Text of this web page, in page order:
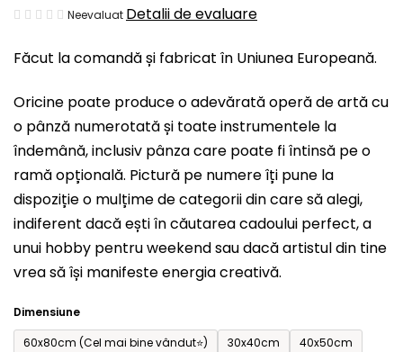
Făcut la comandă și fabricat în Uniunea Europeană.
Oricine poate produce o adevărată operă de artă cu
o pânză numerotată și toate instrumentele la
îndemână, inclusiv pânza care poate fi întinsă pe o
ramă opțională. Pictură pe numere îți pune la
dispoziție o mulțime de categorii din care să alegi,
indiferent dacă ești în căutarea cadoului perfect, a
unui hobby pentru weekend sau dacă artistul din tine
vrea să își manifeste energia creativă.
Dimensiune
60x80cm (Cel mai bine vândut⭐)
30x40cm
40x50cm
Evaluarea
a
este
0,0
din
5
stele.
Neevaluat Detalii de evaluare